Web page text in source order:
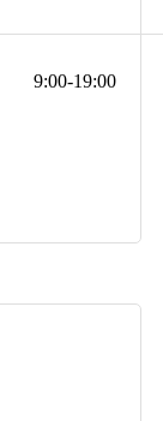
9:00-19:00